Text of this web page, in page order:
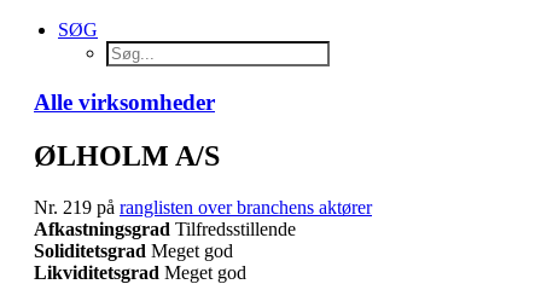
SØG
Alle virksomheder
ØLHOLM A/S
Nr. 219 på ranglisten over branchens aktører
Afkastningsgrad Tilfredsstillende
Soliditetsgrad Meget god
Likviditetsgrad Meget god